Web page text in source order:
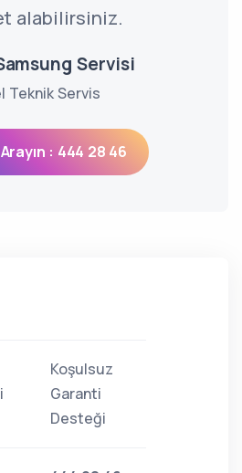
alabilirsiniz.
Servisi
Teknik Servis
: 444 28 46
Koşulsuz
Garanti
Desteği